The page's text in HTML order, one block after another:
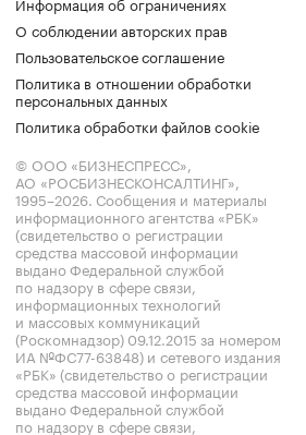
О соблюдении авторских прав
Пользовательское соглашение
Политика в отношении обработки
персональных данных
Политика обработки файлов cookie
© ООО «БИЗНЕСПРЕСС»,
АО «РОСБИЗНЕСКОНСАЛТИНГ»,
1995–2026. Сообщения и материалы
информационного агентства «РБК»
(свидетельство о регистрации
средства массовой информации
выдано Федеральной службой
по надзору в сфере связи,
информационных технологий
и массовых коммуникаций
(Роскомнадзор) 09.12.2015 за номером
ИА №ФС77-63848) и сетевого издания
«РБК» (свидетельство о регистрации
средства массовой информации
выдано Федеральной службой
по надзору в сфере связи,